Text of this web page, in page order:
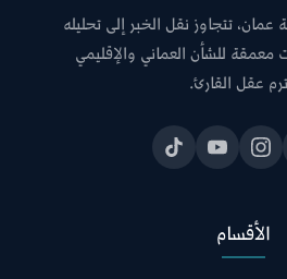
تتجاوز نقل الخبر إلى تحليله
معمقة للشأن العماني والإقليمي
عقل القارئ.
الأقسام